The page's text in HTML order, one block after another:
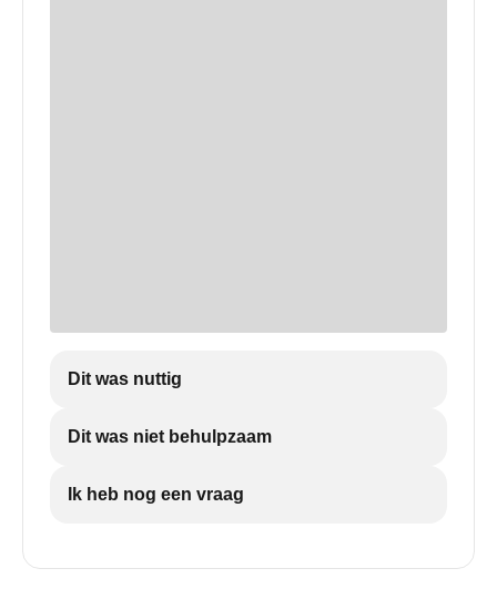
Dit was nuttig
Dit was niet behulpzaam
Ik heb nog een vraag